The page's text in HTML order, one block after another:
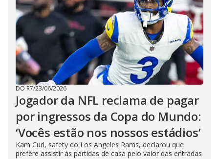
DO R7/23/06/2026
Jogador da NFL reclama de pagar
por ingressos da Copa do Mundo:
‘Vocês estão nos nossos estádios’
Kam Curl, safety do Los Angeles Rams, declarou que
prefere assistir às partidas de casa pelo valor das entradas